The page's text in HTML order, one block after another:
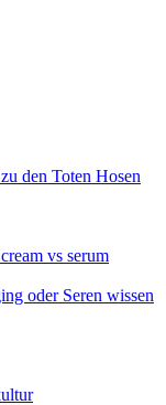
den Toten Hosen
vs serum
oder Seren wissen